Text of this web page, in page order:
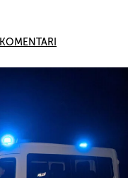
KOMENTARI